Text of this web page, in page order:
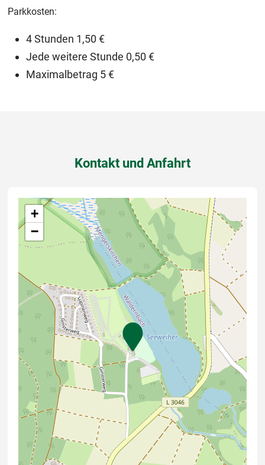
Parkkosten:
4 Stunden 1,50 €
Jede weitere Stunde 0,50 €
Maximalbetrag 5 €
Kontakt und Anfahrt
+
−